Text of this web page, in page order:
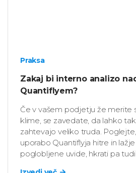
Praksa
Zakaj bi interno analizo
Quantiflyem?
Če v vašem podjetju že merite
klime, se zavedate, da lahko
zahtevajo veliko truda.
uporabo Quantiflyja hitre in
poglobljene uvide, hkrati pa